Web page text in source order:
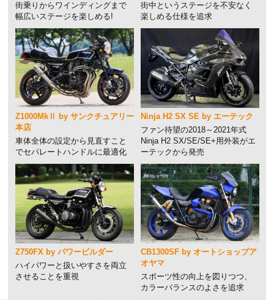
街乗りからワインディングまで
幅広いステージを楽しめる!
街中というステージを不安なく
楽しめる仕様を追求
Z1000MkⅡ by サンクチュアリー
本店
車体全体の設定から見直すこと
でセパレートハンドルに最適化
Ninja H2 SX SE by エーテック
ファン待望の2018～2021年式
Ninja H2 SX/SE/SE+用外装がエ
ーテックから発売
Z750FX by パワービルダー
ハイパワーと扱いやすさを両立
させることを重視
CB1300SF by オートショップア
オヤマ
スポーツ性の向上を図りつつ、
カラーバランスのよさを追求